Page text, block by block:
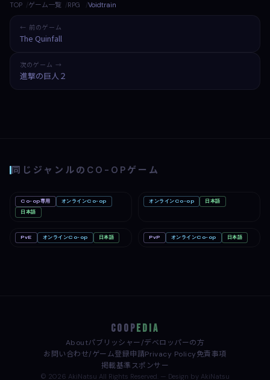
TOP ゲーム一覧 RPG Voidtrain
← 前のゲーム
The Quinfall
次のゲーム →
進撃の巨人２
同じジャンルのCO-OPゲーム
Big Walk
Co-op専用
オンラインCo-op
日本語
Romestead
オンラインCo-op 日本語
PC
どろぼうノーム
PvE オンラインCo-op 日本語 PC
めっちゃカメレオン
PvP オンラインCo-op 日本語
COOP EDIA
Aboutパブリッシャー/デベロッパーの方
お問い合わせ/ゲーム登録申請Privacy Policy免責事項
掲載基準スポンサー
© 2026 AkiNatsu All Rights Reserved. — Design by AkiNatsu